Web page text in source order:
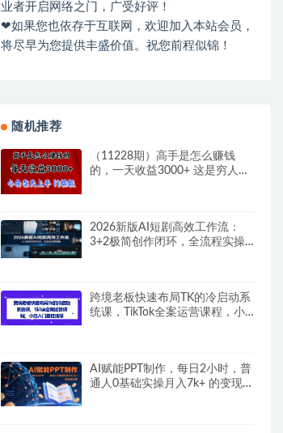
业者开启网络之门，广受好评！
❤如果您也依存于互联网，欢迎加入本站会员，
将尽早为您提供丰盛价值。祝您前程似锦！
随机推荐
（11228期）高手是怎么赚钱
的，一天收益3000+ 这是穷人逆
2026新版AI短剧高效工作流：
3+2极简创作闭环，全流程实操
跨境老板快速布局TK的冷启动系
统课，TikTok全案运营课程，小
AI赋能PPT制作，每日2小时，普
通人0基础实操月入7k+ 的变现攻